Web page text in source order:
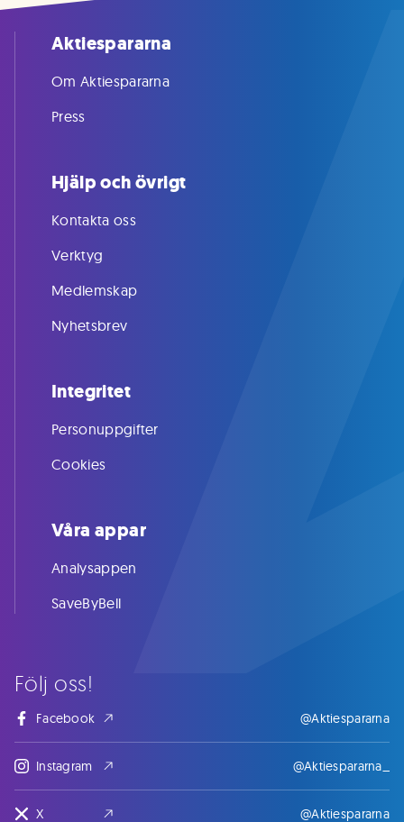
Följ oss!
Facebook @Aktiespararna
Instagram @Aktiespararna_
X @Aktiespararna
Aktiespararna
Om Aktiespararna
Press
Hjälp och övrigt
Kontakta oss
Verktyg
Medlemskap
Nyhetsbrev
Integritet
Personuppgifter
Cookies
Våra appar
Analysappen
SaveByBell